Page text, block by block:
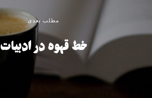
مطلب بعدی
خط قهوه در ادبیات